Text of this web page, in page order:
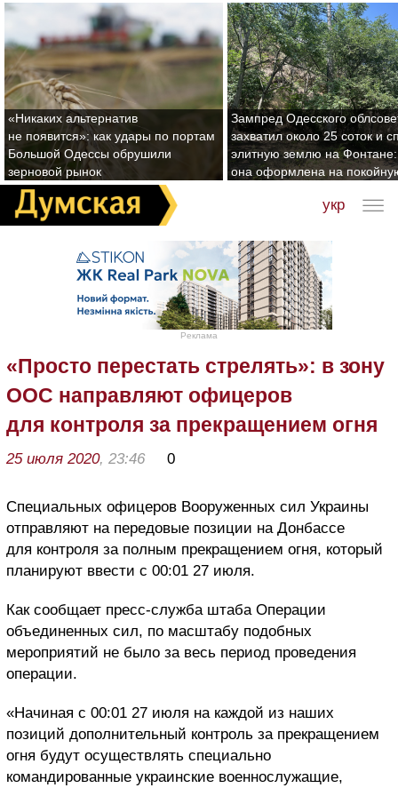
«Никаких альтернатив
не появится»: как удары по портам
Большой Одессы обрушили
зерновой рынок
Зампред Одесского
захватил около 25 соток и
элитную землю на Фонтане:
она оформлена на
укр
Реклама
«Просто перестать стрелять»: в зону
ООС направляют офицеров
для контроля за прекращением огня
25 июля 2020, 23:46 0
Специальных офицеров Вооруженных сил Украины
отправляют на передовые позиции на Донбассе
для контроля за полным прекращением огня, который
планируют ввести с 00:01 27 июля.
Как сообщает пресс-служба штаба Операции
объединенных сил, по масштабу подобных
мероприятий не было за весь период проведения
операции.
«Начиная с 00:01 27 июля на каждой из наших
позиций дополнительный контроль за прекращением
огня будут осуществлять специально
командированные украинские военнослужащие,